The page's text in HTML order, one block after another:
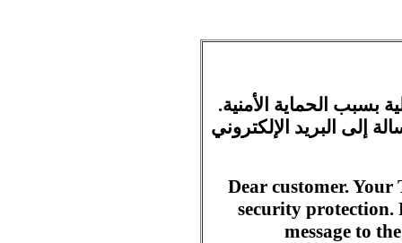
بسبب الحماية الأمنية.
إلى البريد الإلكتروني
Dear customer. Your
security protection.
message to